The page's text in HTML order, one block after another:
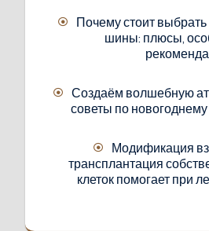
Почему стоит
шины: плюсы,
Создаём волшебную
советы по
Модификация
трансплантация
клеток помогает при